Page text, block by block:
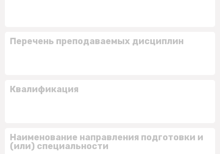
Перечень преподаваемых дисциплин
Квалификация
Наименование направления подготовки и
(или) специальности